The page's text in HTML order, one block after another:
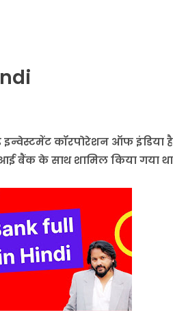
इन्वेस्टमेंट कॉरपोरेशन ऑफ
बैंक के साथ शामिल किया गया